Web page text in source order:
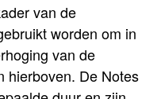
van de
worden om in
van de
hierboven. De Notes